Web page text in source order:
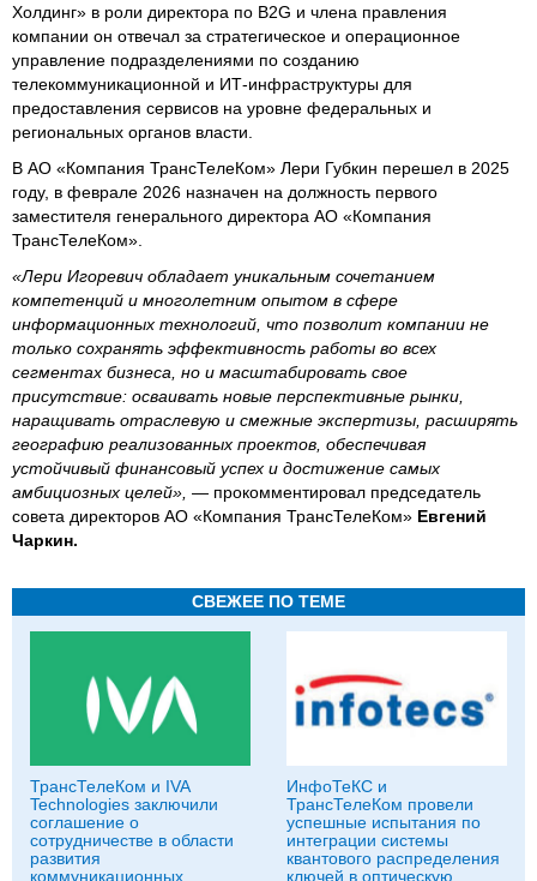
Холдинг» в роли директора по B2G и члена правления
компании он отвечал за стратегическое и операционное
управление подразделениями по созданию
телекоммуникационной и ИТ-инфраструктуры для
предоставления сервисов на уровне федеральных и
региональных органов власти.
В АО «Компания ТрансТелеКом» Лери Губкин перешел в 2025
году, в феврале 2026 назначен на должность первого
заместителя генерального директора АО «Компания
ТрансТелеКом».
«Лери Игоревич обладает уникальным сочетанием
компетенций и многолетним опытом в сфере
информационных технологий, что позволит компании не
только сохранять эффективность работы во всех
сегментах бизнеса, но и масштабировать свое
присутствие: осваивать новые перспективные рынки,
наращивать отраслевую и смежные экспертизы, расширять
географию реализованных проектов, обеспечивая
устойчивый финансовый успех и достижение самых
амбициозных целей», — прокомментировал председатель
совета директоров АО «Компания ТрансТелеКом» Евгений
Чаркин.
СВЕЖЕЕ ПО ТЕМЕ
ТрансТелеКом и IVA
Technologies заключили
соглашение о
сотрудничестве в области
развития
коммуникационных
ИнфоТеКС и
ТрансТелеКом провели
успешные испытания по
интеграции системы
квантового распределения
ключей в оптическую